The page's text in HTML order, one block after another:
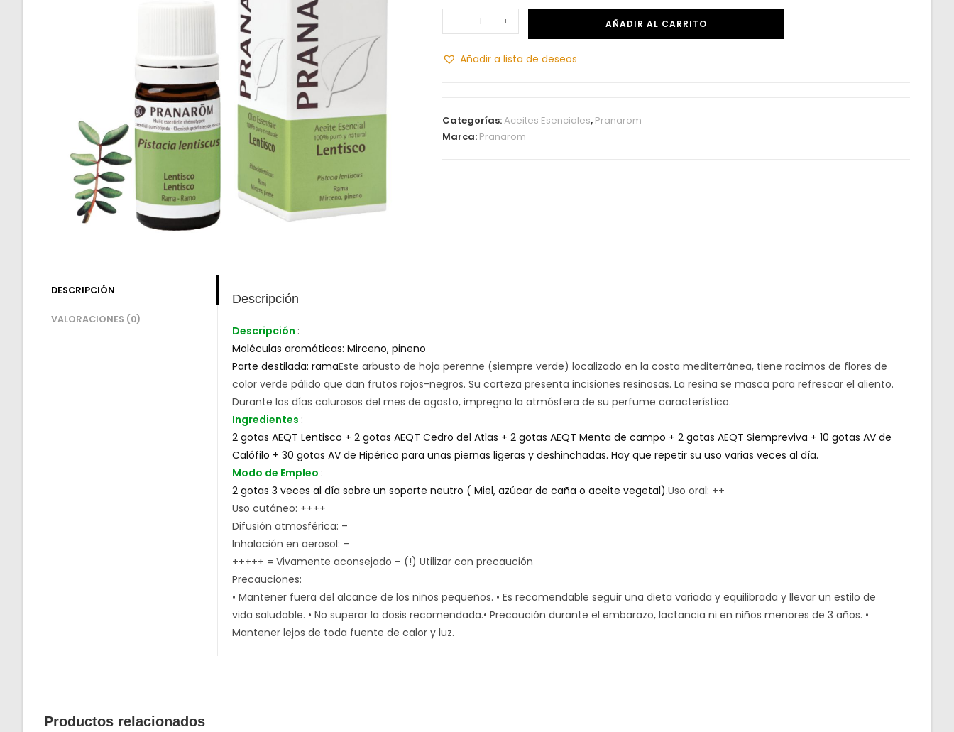
- + AÑADIR AL CARRITO
Añadir a lista de deseos
Categorías:Aceites Esenciales, Pranarom
Marca: Pranarom
DESCRIPCIÓN
VALORACIONES (0)
Descripción
Descripción :
Moléculas aromáticas: Mirceno, pineno
Parte destilada: ramaEste arbusto de hoja perenne (siempre verde) localizado en la costa mediterránea, tiene racimos de flores de
color verde pálido que dan frutos rojos-negros. Su corteza presenta incisiones resinosas. La resina se masca para refrescar el aliento.
Durante los días calurosos del mes de agosto, impregna la atmósfera de su perfume característico.
Ingredientes :
2 gotas AEQT Lentisco + 2 gotas AEQT Cedro del Atlas + 2 gotas AEQT Menta de campo + 2 gotas AEQT Siempreviva + 10 gotas AV de
Calófilo + 30 gotas AV de Hipérico para unas piernas ligeras y deshinchadas. Hay que repetir su uso varias veces al día.
Modo de Empleo :
2 gotas 3 veces al día sobre un soporte neutro ( Miel, azúcar de caña o aceite vegetal).Uso oral: ++
Uso cutáneo: ++++
Difusión atmosférica: –
Inhalación en aerosol: –
+++++ = Vivamente aconsejado – (!) Utilizar con precaución
Precauciones:
• Mantener fuera del alcance de los niños pequeños. • Es recomendable seguir una dieta variada y equilibrada y llevar un estilo de
vida saludable. • No superar la dosis recomendada.• Precaución durante el embarazo, lactancia ni en niños menores de 3 años. •
Mantener lejos de toda fuente de calor y luz.
Productos relacionados